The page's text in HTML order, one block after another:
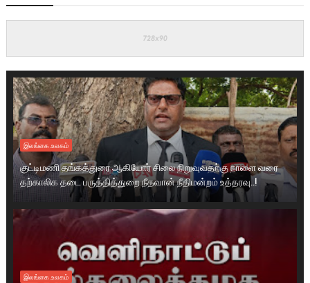
இலங்கை.உலகம்
குட்டிமணி தங்கத்துரை ஆகியோர் சிலை நிறுவுவதற்கு நாளை வரை
தற்காலிக தடை பருத்தித்துறை நீதவான் நீதிமன்றம் உத்தரவு..!
இலங்கை.உலகம்